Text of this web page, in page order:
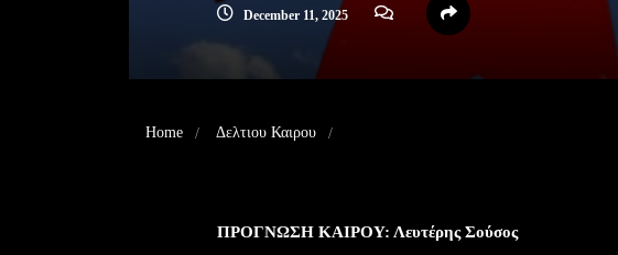
December 11, 2025
Home Δελτιου Καιρου
ΠΡΟΓΝΩΣΗ ΚΑΙΡΟΥ: Λευτέρης Σούσος